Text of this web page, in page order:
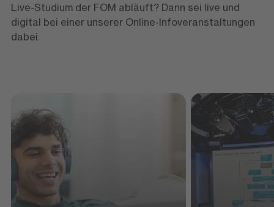
Live-Studium der FOM abläuft? Dann sei live und
digital bei einer unserer Online-Infoveranstaltungen
dabei.